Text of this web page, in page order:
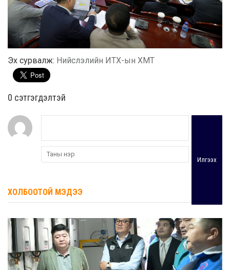
Эх сурвалж: Нийслэлийн ИТХ-ын ХМТ
0 cэтгэгдэлтэй
Илгээх
ХОЛБООТОЙ МЭДЭЭ